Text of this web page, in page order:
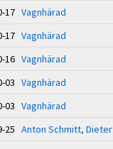
17 Vagnhärad
17 Vagnhärad
16 Vagnhärad
03 Vagnhärad
03 Vagnhärad
25 Anton Schmitt,